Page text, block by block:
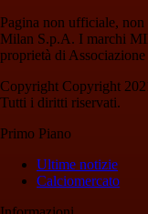
Pagina non ufficiale, non
Milan S.p.A. I marchi
proprietà di
Copyright Copyright
Tutti i diritti riservati.
Primo Piano
Ultime notizie
Calciomercato